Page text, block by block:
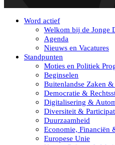
Word actief
Welkom bij de Jonge
Agenda
Nieuws en Vacatures
Standpunten
Moties en Politiek
Beginselen
Buitenlandse Zaken &
Democratie &
Digitalisering &
Diversiteit &
Duurzaamheid
Economie, Financiën
Europese Unie